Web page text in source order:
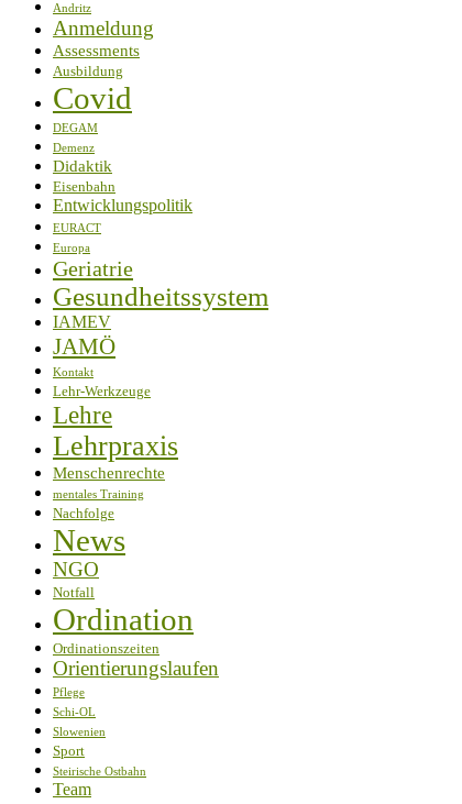
Andritz
Anmeldung
Assessments
Ausbildung
Covid
DEGAM
Demenz
Didaktik
Eisenbahn
Entwicklungspolitik
EURACT
Europa
Geriatrie
Gesundheitssystem
IAMEV
JAMÖ
Kontakt
Lehr-Werkzeuge
Lehre
Lehrpraxis
Menschenrechte
mentales Training
Nachfolge
News
NGO
Notfall
Ordination
Ordinationszeiten
Orientierungslaufen
Pflege
Schi-OL
Slowenien
Sport
Steirische Ostbahn
Team